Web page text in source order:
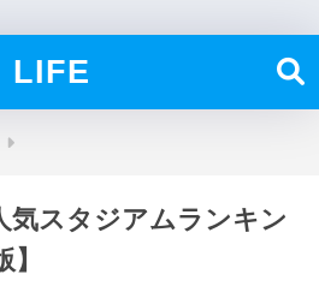
LIFE
気スタジアムランキン